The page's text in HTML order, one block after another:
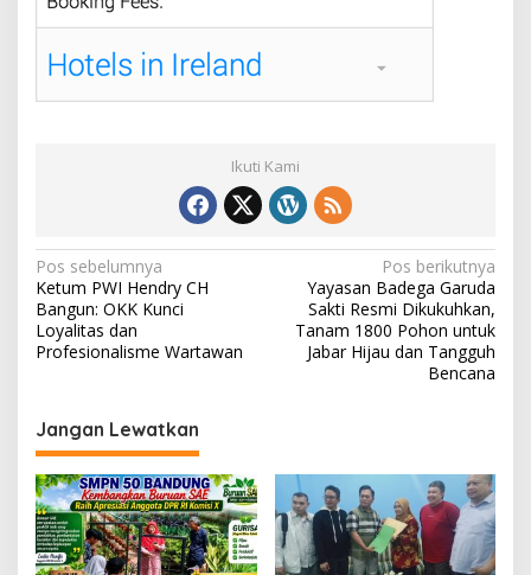
Ikuti Kami
N
a
v
a
s
i
p
Pos sebelumnya
Ketum PWI Hendry CH
Bangun: OKK Kunci
Loyalitas dan
Profesionalisme Wartawan
Pos berikutnya
Yayasan Badega Garuda
Sakti Resmi Dikukuhkan,
Tanam 1800 Pohon untuk
Jabar Hijau dan Tangguh
Bencana
Jangan Lewatkan